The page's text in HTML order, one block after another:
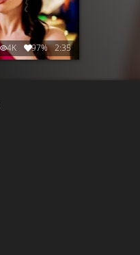
4K 97% 2:35